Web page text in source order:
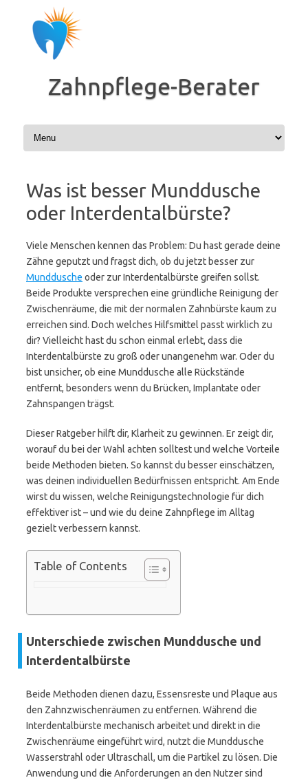
springen
Zahnpflege-Berater
Was ist besser Munddusche
oder Interdentalbürste?
Viele Menschen kennen das Problem: Du hast gerade deine
Zähne geputzt und fragst dich, ob du jetzt besser zur
Munddusche oder zur Interdentalbürste greifen sollst.
Beide Produkte versprechen eine gründliche Reinigung der
Zwischenräume, die mit der normalen Zahnbürste kaum zu
erreichen sind. Doch welches Hilfsmittel passt wirklich zu
dir? Vielleicht hast du schon einmal erlebt, dass die
Interdentalbürste zu groß oder unangenehm war. Oder du
bist unsicher, ob eine Munddusche alle Rückstände
entfernt, besonders wenn du Brücken, Implantate oder
Zahnspangen trägst.
Dieser Ratgeber hilft dir, Klarheit zu gewinnen. Er zeigt dir,
worauf du bei der Wahl achten solltest und welche Vorteile
beide Methoden bieten. So kannst du besser einschätzen,
was deinen individuellen Bedürfnissen entspricht. Am Ende
wirst du wissen, welche Reinigungstechnologie für dich
effektiver ist – und wie du deine Zahnpflege im Alltag
gezielt verbessern kannst.
Table of Contents
Unterschiede zwischen Munddusche und
Interdentalbürste
Beide Methoden dienen dazu, Essensreste und Plaque aus
den Zahnzwischenräumen zu entfernen. Während die
Interdentalbürste mechanisch arbeitet und direkt in die
Zwischenräume eingeführt wird, nutzt die Munddusche
Wasserstrahl oder Ultraschall, um die Partikel zu lösen. Die
Anwendung und die Anforderungen an den Nutzer sind